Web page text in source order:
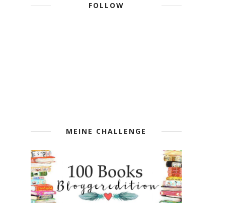
FOLLOW
MEINE CHALLENGE